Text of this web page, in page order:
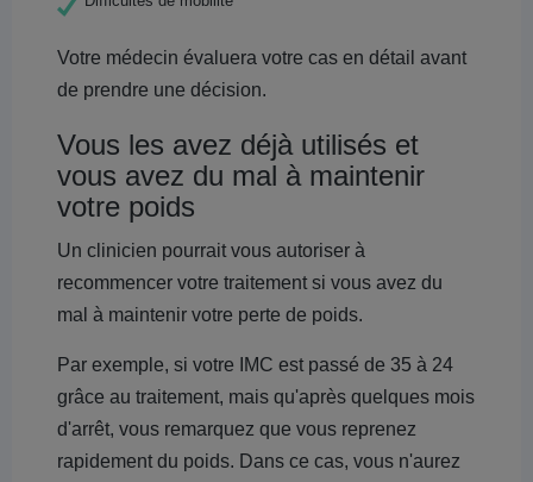
Votre médecin évaluera votre cas en détail avant
de prendre une décision.
Vous les avez déjà utilisés et
vous avez du mal à maintenir
votre poids
Un clinicien pourrait vous autoriser à
recommencer votre traitement si vous avez du
mal à maintenir votre perte de poids.
Par exemple, si votre IMC est passé de 35 à 24
grâce au traitement, mais qu'après quelques mois
d'arrêt, vous remarquez que vous reprenez
rapidement du poids. Dans ce cas, vous n'aurez